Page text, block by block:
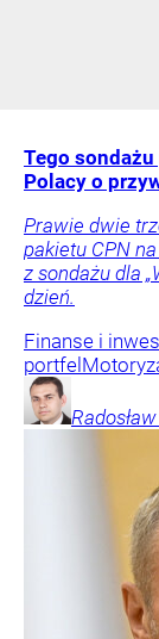
Tego
Polacy o
Prawie dwie
pakietu CPN
z sondażu dla
dzień.
Finanse i
portfel
Radosław